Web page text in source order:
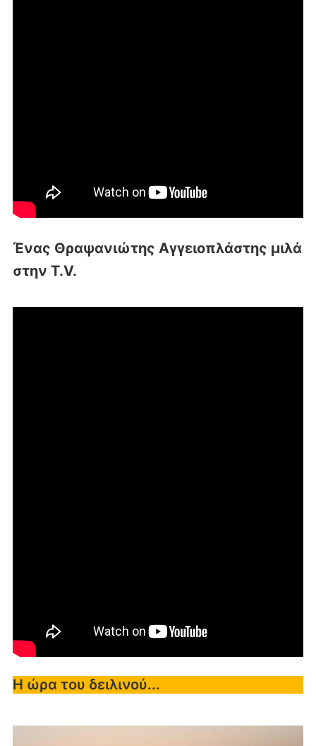
Ένας Θραψανιώτης Αγγειοπλάστης μιλά
στην T.V.
Η ώρα του δειλινού...